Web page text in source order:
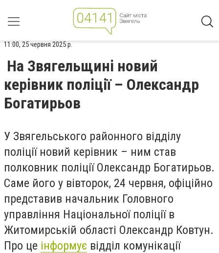
11:00, 25 червня 2025 р.
На Звягельщині новий
керівник поліції – Олександр
Богатирьов
У Звягельського районного відділу
поліції новий керівник – ним став
полковник поліції Олександр Богатирьов.
Саме його у вівторок, 24 червня, офіційно
представив начальник Головного
управління Національної поліції в
Житомирській області Олександр Ковтун.
Про це інформує відділ комунікації